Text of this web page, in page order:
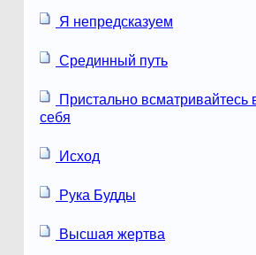
Я непредсказуем
Срединный путь
Пристально всматривайтесь
себя
Исход
Рука Будды
Высшая жертва